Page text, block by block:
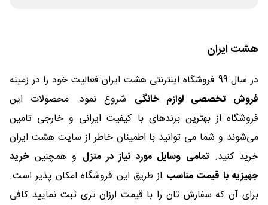
هشت ایران
در سال 99 فروشگاه اینترنتی هشت ایران فعالیت خود را در زمینه
فروش تخصصی لوازم خانگی شروع نمود. محصولات این
فروشگاه از بهترین برندهای با کیفیت ایرانی و خارجی تامین
می‌شوند و شما می توانید با اطمینان خاطر از سایت هشت ایران
خرید کنید. تمامی وسایل مورد نیاز در منزل و همچنین خرید
جهیزیه با قیمت مناسب از طریق این فروشگاه امکان پذیر است.
برای آن که سفارش تان را با قیمت ارزان تری ثبت نمایید کافی